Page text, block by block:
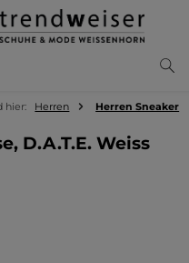
hier: Herren Herren Sneaker
D.A.T.E. Weiss